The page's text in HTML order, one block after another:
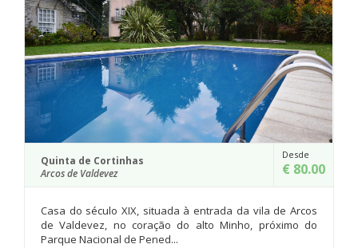
situada à entrada da vila de Arcos
coração do alto Minho, próximo do
Pened...
Quinta do Mosteiro
Ponte da Barca
Situada no
Portugal, e